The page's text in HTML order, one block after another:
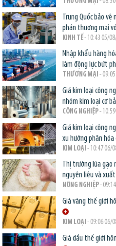
Trung Quốc bảo
phán thương mại với
KINH TẾ- 10:43 05/
Nhập khẩu hàng
làm động lực bứt
THƯƠNG MẠI -
Giá kim loại công
nhóm kim loại cơ
CÔNG NGHIỆP-
Giá kim loại công
xu hướng phân hóa
KIM LOẠI - 10:47 06/
Thị trường lúa gạo
nguyên liệu và
NÔNG NGHIỆP-
Giá vàng thế giới
KIM LOẠI - 09:06 06/
Giá dầu thế giới